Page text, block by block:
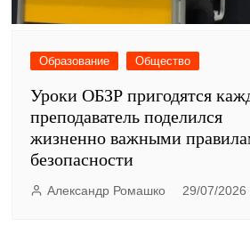
Образование Общество
Уроки ОБЗР пригодятся
преподаватель поделился
жизненно важными
безопасности
Александр Ромашко 29/07/2026